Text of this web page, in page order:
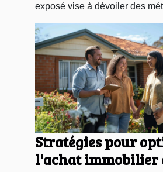
exposé vise à dévoiler des
Stratégies pour
l'achat immobilier